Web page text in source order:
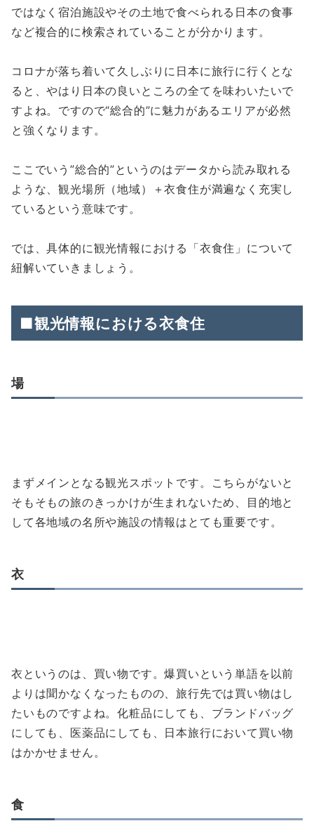
ではなく宿泊施設やその土地で食べられる日本の食事
など複合的に検索されていることが分かります。
コロナが落ち着いて久しぶりに日本に旅行に行くとな
ると、やはり日本の良いところの全てを味わいたいで
すよね。ですので“総合的”に魅力があるエリアが必然
と強くなります。
ここでいう”総合的”というのはデータから読み取れる
ような、観光場所（地域）＋衣食住が満遍なく充実し
ているという意味です。
では、具体的に観光情報における「衣食住」について
紐解いていきましょう。
■観光情報における衣食住
場
まずメインとなる観光スポットです。こちらがないと
そもそもの旅のきっかけが生まれないため、目的地と
して各地域の名所や施設の情報はとても重要です。
衣
衣というのは、買い物です。爆買いという単語を以前
よりは聞かなくなったものの、旅行先では買い物はし
たいものですよね。化粧品にしても、ブランドバッグ
にしても、医薬品にしても、日本旅行において買い物
はかかせません。
食